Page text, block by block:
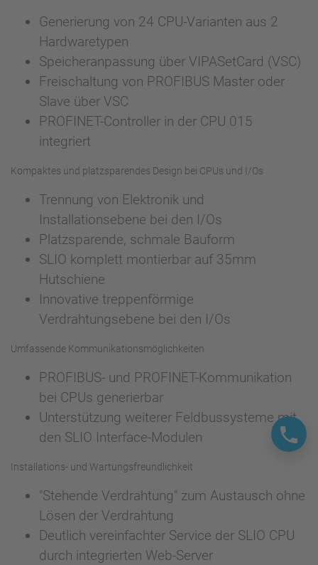
Generierung von 24 CPU-Varianten aus 2
Hardwaretypen
Speicheranpassung über VIPASetCard (VSC)
Freischaltung von PROFIBUS Master oder
Slave über VSC
PROFINET-Controller in der CPU 015
integriert
Kompaktes und platzsparendes Design bei CPUs und I/Os
Trennung von Elektronik und
Installationsebene bei den I/Os
Platzsparende, schmale Bauform
SLIO komplett montierbar auf 35mm
Hutschiene
Innovative treppenförmige
Verdrahtungsebene bei den I/Os
Umfassende Kommunikationsmöglichkeiten
PROFIBUS- und PROFINET-Kommunikation
bei CPUs generierbar
Unterstützung weiterer Feldbussysteme mit
den SLIO Interface-Modulen
Installations- und Wartungsfreundlichkeit
"Stehende Verdrahtung" zum Austausch ohne
Lösen der Verdrahtung
Deutlich vereinfachter Service der SLIO CPU
durch integrierten Web-Server